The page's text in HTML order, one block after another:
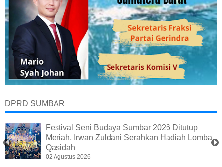
DPRD SUMBAR
Festival Seni Budaya Sumbar 2026 Ditutup
Meriah, Irwan Zuldani Serahkan Hadiah Lomba
Qasidah
02 Agustus 2026